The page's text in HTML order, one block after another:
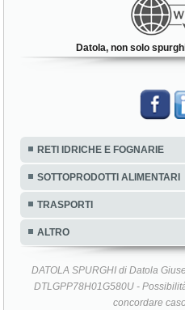
Datola, non solo
RETI IDRICHE E FOGNARIE
SOTTOPRODOTTI ALIMENTARI
TRASPORTI
ALTRO
DATOLA SPURGHI di Datola
DTLGPP78H01G580U -
concordare